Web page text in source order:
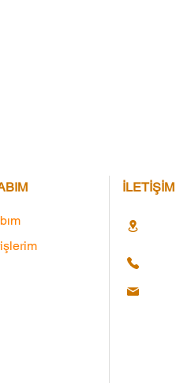
İLETİŞİM